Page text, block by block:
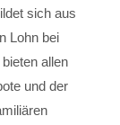
sich aus
Lohn bei
allen
und der